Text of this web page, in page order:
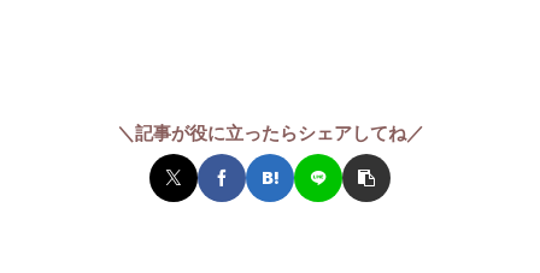
＼記事が役に立ったらシェアしてね／